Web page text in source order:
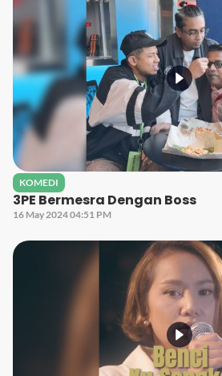
KOMEDI
3PE Bermesra Dengan Boss
16 May 2024 04:51 PM